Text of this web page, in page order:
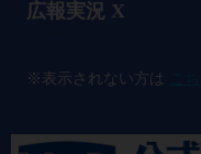
広報実況 X
※表示されない方は